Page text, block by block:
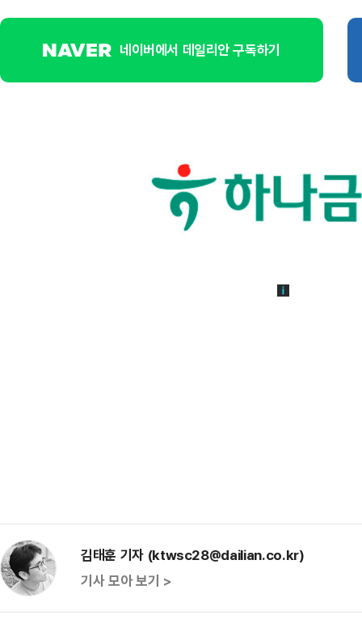
네이버에서 데일리안 구독하기
김태훈 기자 (ktwsc28@dailian.co.kr)
기사 모아 보기 >